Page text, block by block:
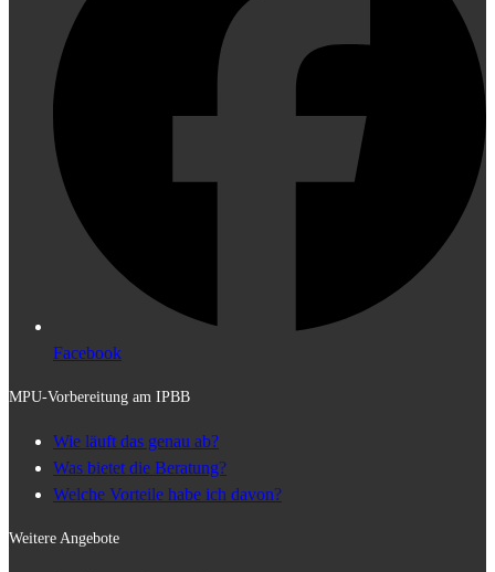
Facebook
MPU-Vorbereitung am IPBB
Wie läuft das genau ab?
Was bietet die Beratung?
Welche Vorteile habe ich davon?
Weitere Angebote